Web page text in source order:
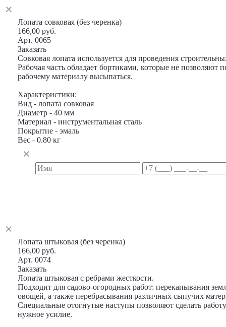
Лопата совковая (без черенка)
166,00 руб.
Арт. 0065
Заказать
Совковая лопата используется для проведения
Рабочая часть обладает бортиками, которые не позволяют
рабочему материалу высыпаться.
Характеристики:
Вид - лопата совковая
Диаметр - 40 мм
Материал - инструментальная сталь
Покрытие - эмаль
Вес - 0.80 кг
Лопата штыковая (без черенка)
166,00 руб.
Арт. 0074
Заказать
Лопата штыковая с ребрами жесткости.
Подходит для садово-огородных работ: перекапывания
овощей, а также перебрасывания различных сыпучих
Специальные отогнутые наступы позволяют сделать
нужное усилие.